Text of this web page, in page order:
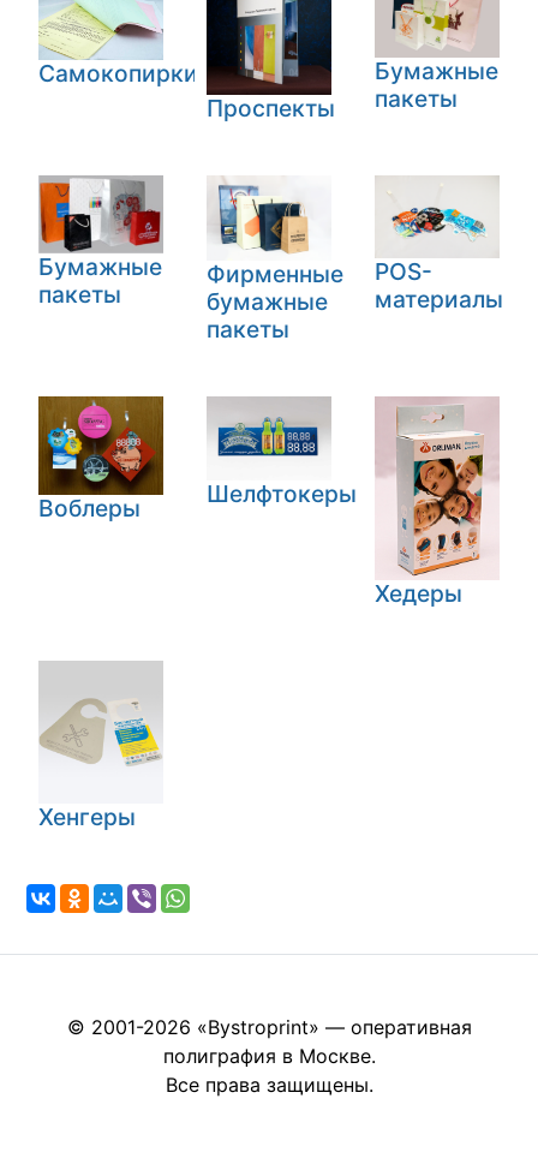
Самокопирки
Проспекты
Бумажные
пакеты
Бумажные
пакеты
Фирменные
бумажные
пакеты
POS-
материалы
Воблеры Шелфтокеры
Хедеры
Хенгеры
© 2001-2026 «Bystroprint» — оперативная
полиграфия в Москве.
Все права защищены.